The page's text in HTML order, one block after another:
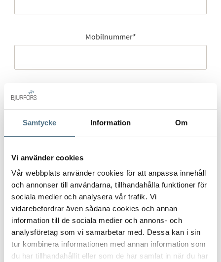
Samtycke Information Om
Vi använder cookies
Vår webbplats använder cookies för att anpassa innehåll
och annonser till användarna, tillhandahålla funktioner för
sociala medier och analysera vår trafik. Vi
vidarebefordrar även sådana cookies och annan
information till de sociala medier och annons- och
analysföretag som vi samarbetar med. Dessa kan i sin
tur kombinera informationen med annan information som
du har tillhandahållit eller som de har samlat in när du har
Mobilnummer*
Postort*
Postnummer*